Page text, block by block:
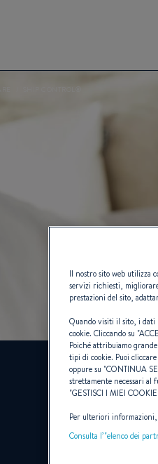
Il nostro sito web utilizza
servizi richiesti,
prestazioni del sito,
Quando visiti il sito, i dati
cookie. Cliccando su "
Poiché attribuiamo
tipi di cookie. Puoi cliccare
oppure su "CONTINUA
strettamente necessari al
"GESTISCI I MIEI COOKIE
Per ulteriori informazioni,
Consulta l’"elenco dei